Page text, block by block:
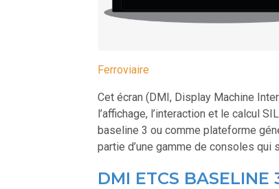
Ferroviaire
Cet écran (DMI, Display Machine
l’affichage, l’interaction et le calcul
baseline 3 ou comme plateforme
partie d’une gamme de consoles qui
DMI ETCS BASELINE